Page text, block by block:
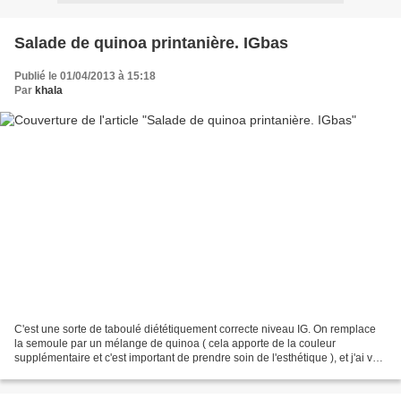
Salade de quinoa printanière. IGbas
Publié le 01/04/2013 à 15:18
Par khala
C'est une sorte de taboulé diététiquement correcte niveau IG. On remplace
la semoule par un mélange de quinoa ( cela apporte de la couleur
supplémentaire et c'est important de prendre soin de l'esthétique ), et j'ai vu